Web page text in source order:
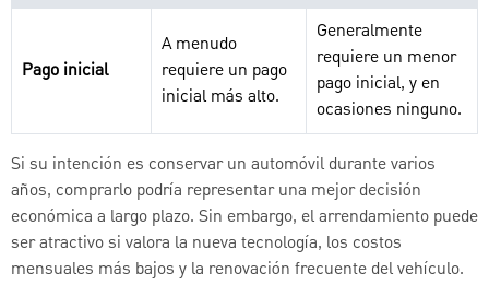
Pago inicial
A menudo
requiere un pago
inicial más alto.
Generalmente
requiere un menor
pago inicial, y en
ocasiones ninguno.
Si su intención es conservar un automóvil durante varios
años, comprarlo podría representar una mejor decisión
económica a largo plazo. Sin embargo, el arrendamiento puede
ser atractivo si valora la nueva tecnología, los costos
mensuales más bajos y la renovación frecuente del vehículo.